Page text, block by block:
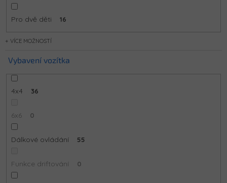
Pro dvě děti 16
MOŽNOSTÍ
Vybavení vozítka
4x4 36
6x6 0
Dálkové ovládání 55
Funkce driftování 0